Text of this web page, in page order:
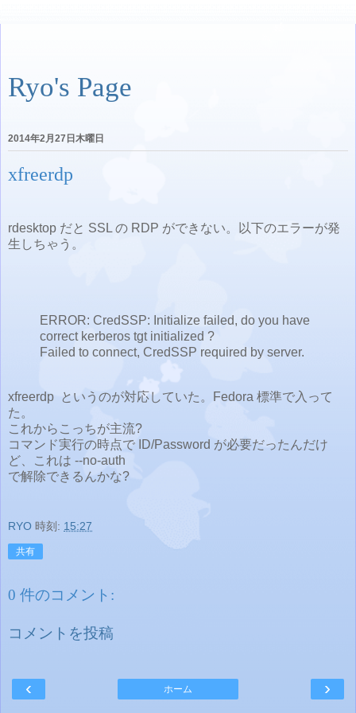
Ryo's Page
2014年2月27日木曜日
xfreerdp
rdesktop だと SSL の RDP ができない。以下のエラーが発
生しちゃう。
ERROR: CredSSP: Initialize failed, do you have
correct kerberos tgt initialized ?
Failed to connect, CredSSP required by server.
xfreerdp というのが対応していた。Fedora 標準で入って
た。
これからこっちが主流?
コマンド実行の時点で ID/Password が必要だったんだけ
ど、これは --no-auth
で解除できるんかな?
RYO 時刻: 15:27
共有
0 件のコメント:
コメントを投稿
‹ ›
ホーム